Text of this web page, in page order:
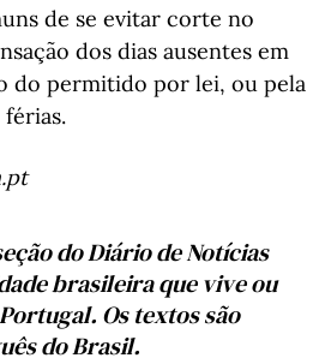
de se evitar corte no
dos dias ausentes em
do permitido por lei, ou pela
do Diário de Notícias
brasileira que vive ou
Os textos são
do Brasil.